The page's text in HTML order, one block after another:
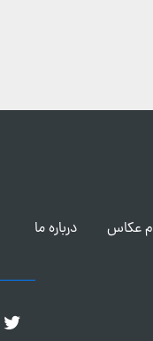
عکاس درباره ما